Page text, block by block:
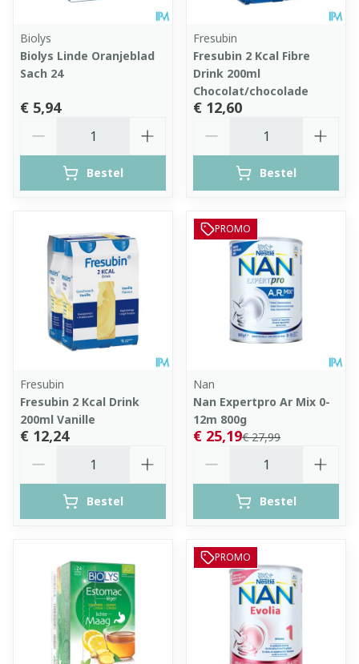
Biolys
Biolys Linde Oranjeblad
Sach 24
€ 5,94
Bestel
Fresubin
Fresubin 2 Kcal Fibre
Drink 200ml
Chocolat/chocolade
€ 12,60
Bestel
Fresubin
Fresubin 2 Kcal Drink
200ml Vanille
€ 12,24
Bestel
PROMO
Nan
Nan Expertpro Ar Mix 0-
12m 800g
€ 27,99
€ 25,19
Bestel
PROMO